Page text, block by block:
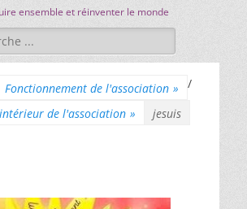
ensemble et réinventer le monde
Fonctionnement de l'association »
/
de l'association » jesuis